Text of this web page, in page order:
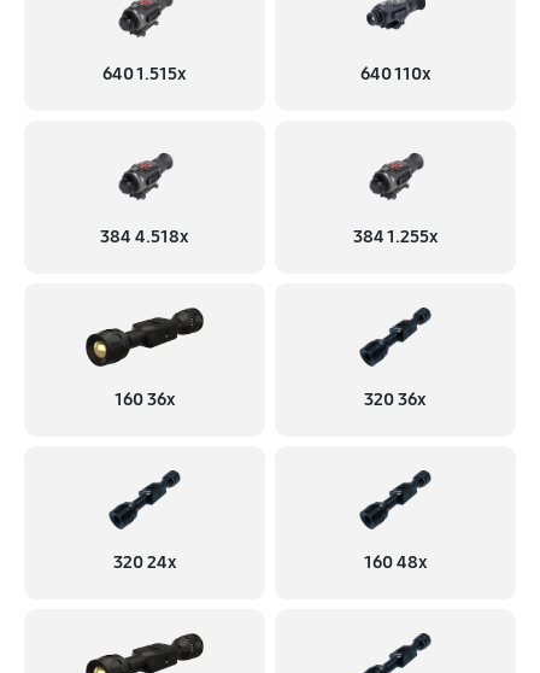
640 1.515x 640 110x
384 4.518x 384 1.255х
160 36x 320 36x
320 24x 160 48x